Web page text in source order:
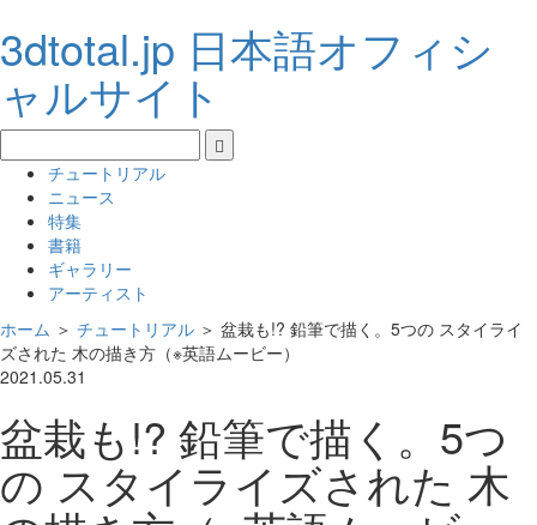
3dtotal.jp 日本語オフィシ
ャルサイト
チュートリアル
ニュース
特集
書籍
ギャラリー
アーティスト
ホーム ＞ チュートリアル ＞ 盆栽も!? 鉛筆で描く。5つの スタイライ
ズされた 木の描き方（※英語ムービー）
2021.05.31
盆栽も!? 鉛筆で描く。5つ
の スタイライズされた 木